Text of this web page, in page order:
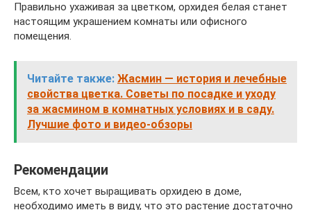
Правильно ухаживая за цветком, орхидея белая станет
настоящим украшением комнаты или офисного
помещения.
Читайте также: Жасмин — история и лечебные
свойства цветка. Советы по посадке и уходу
за жасмином в комнатных условиях и в саду.
Лучшие фото и видео-обзоры
Рекомендации
Всем, кто хочет выращивать орхидею в доме,
необходимо иметь в виду, что это растение достаточно